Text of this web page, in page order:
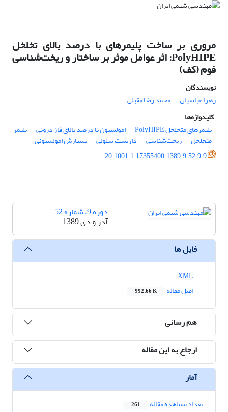
مروری بر ساخت پلیمرهای با درصد بالای تخلخل
PolyHIPE: اثر عوامل موثر بر ساختار و ریخت‌شناسی
فوم (کف)
نویسندگان
زهرا عباسیان
محمد رضا مقبلی
کلیدواژه‌ها
پلیمرهای متخلخل PolyHIPE
امولسیون با درصد بالای فاز درونی پلیمر
متخلخل ریخت‌شناسی داربست سلولی
بسپارش امولسیونی
20.1001.1.17355400.1389.9.52.9.9
دوره 9، شماره 52
آذر و دی 1389
فایل ها
اصل مقاله
992.66 K
هم رسانی
ارجاع به این مقاله
آمار
تعداد مشاهده مقاله 261